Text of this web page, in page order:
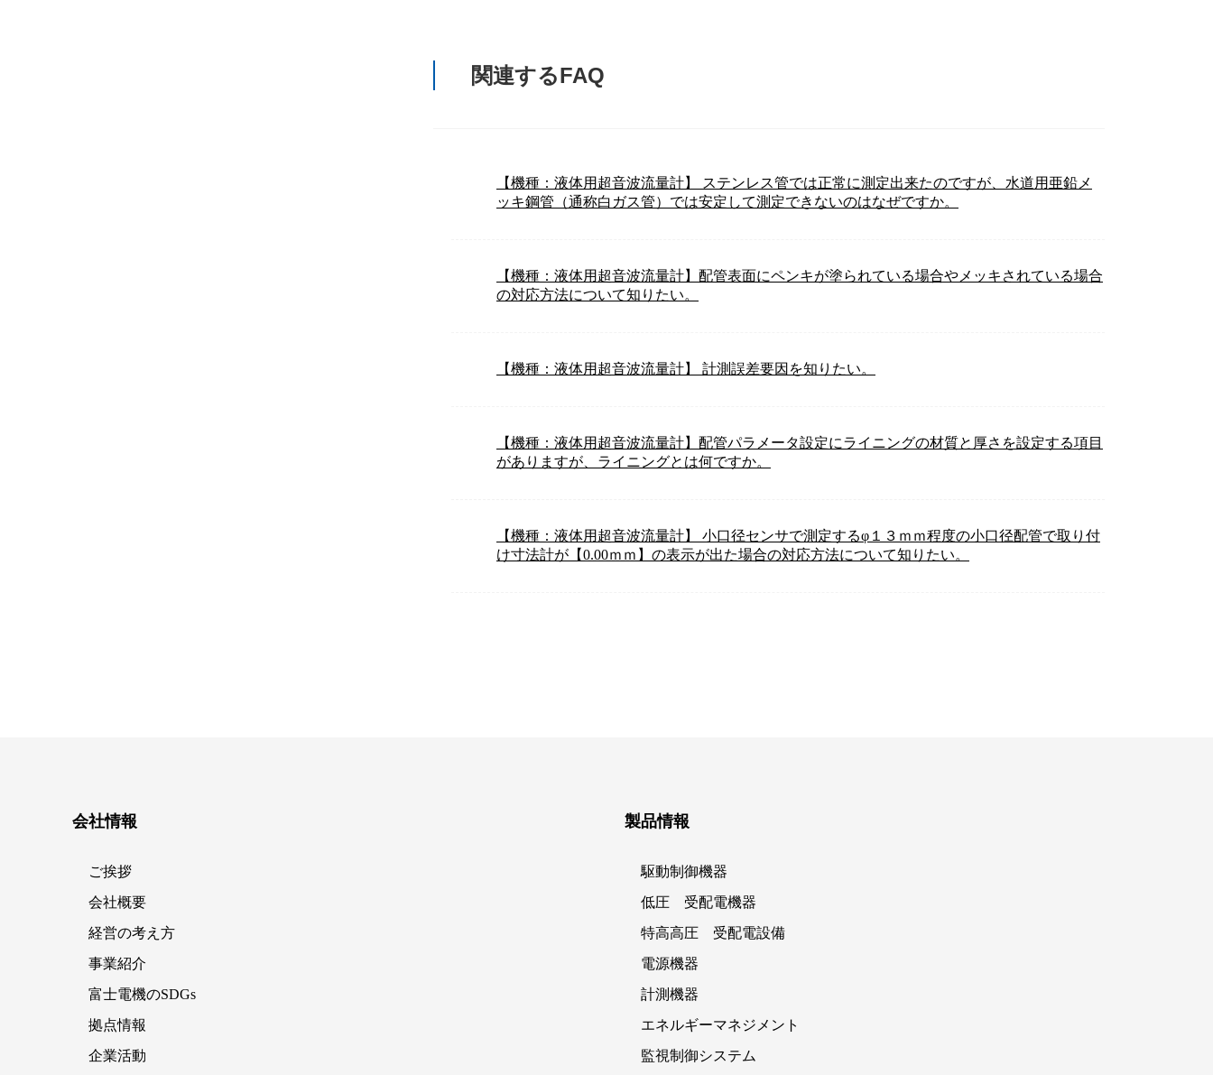
関連するFAQ
【機種：液体用超音波流量計】 ステンレス管では正常に測定出来たのですが、水道用亜鉛メ
ッキ鋼管（通称白ガス管）では安定して測定できないのはなぜですか。
【機種：液体用超音波流量計】配管表面にペンキが塗られている場合やメッキされている場合
の対応方法について知りたい。
【機種：液体用超音波流量計】 計測誤差要因を知りたい。
【機種：液体用超音波流量計】配管パラメータ設定にライニングの材質と厚さを設定する項目
がありますが、ライニングとは何ですか。
【機種：液体用超音波流量計】 小口径センサで測定するφ１３ｍｍ程度の小口径配管で取り付
け寸法計が【0.00ｍｍ】の表示が出た場合の対応方法について知りたい。
会社情報
ご挨拶
会社概要
経営の考え方
事業紹介
富士電機のSDGs
拠点情報
企業活動
製品情報
駆動制御機器
低圧 受配電機器
特高高圧 受配電設備
電源機器
計測機器
エネルギーマネジメント
監視制御システム